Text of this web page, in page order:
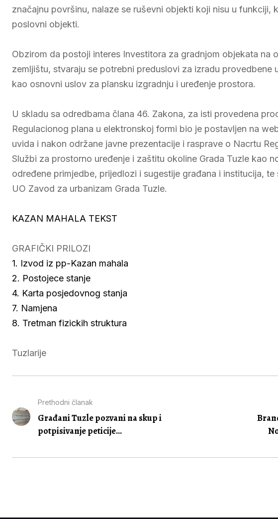
značajnu površinu, nalaze se ruševni objekti koji nisu u funkciji,
poslovni objekti.
Obzirom da postoji interes Investitora za gradnjom objekata na
zemljištu, stvaraju se potrebni preduslovi za izradu
kao osnovni uslov za plansku izgradnju i uređenje prostora.
U skladu sa odredbama člana 46. Zakona, za isti provedena
Regulacionog plana u elektronskoj formi bio je postavljen na
uvida i nakon održane javne prezentacije i rasprave o Nacrtu
Službi za prostorno uređenje i zaštitu okoline Grada Tuzle kao
određene primjedbe, prijedlozi i sugestije građana i institucija,
UO Zavod za urbanizam Grada Tuzle.
KAZAN MAHALA TEKST
GRAFIČKI PRILOZI
1. Izvod iz pp-Kazan mahala
2. Postojece stanje
4. Karta posjedovnog stanja
7. Namjena
8. Tretman fizickih struktura
Tuzlarije
Prethodni članak
Građani Tuzle pozvani na skup i
potpisivanje peticije...